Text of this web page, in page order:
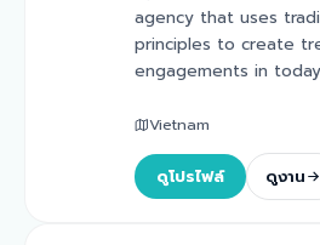
agency that uses
principles to create
engagements in
Vietnam
ดูโปรไฟล์ ดูงาน